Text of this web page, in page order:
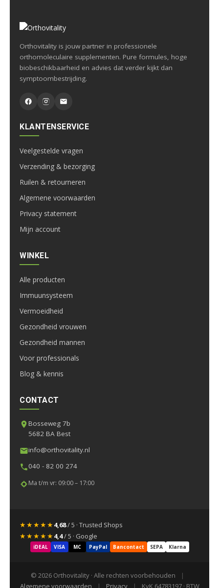
Orthovitality is jouw partner in professionele
orthomoleculaire supplementen. Pure formules, hoge
biobeschikbaarheid en advies dat verder kijkt dan
symptoombestrijding.
KLANTENSERVICE
Veelgestelde vragen
Verzending & bezorging
Ruilen & retourneren
Algemene voorwaarden
Privacy statement
Mijn account
WINKEL
Alle producten
Immuunsysteem
Vermoeidheid
Gezondheid vrouwen
Gezondheid mannen
Voor professionals
Blog & kennis
CONTACT
Bosseweg 7b
5682 BA Best
info@orthovitality.nl
040 - 82 00 274
Ma t/m vr: 09:00 – 17:00
★★★★★4,68/ 5 · Trusted Shops
★★★★★4,4/ 5 · Google
iDEAL VISA MC PayPal Bancontact SEPA Klarna
© 2026 Orthovitality · Alle rechten voorbehouden
|
Algemene voorwaarden
| Privacy | KvK 64783197 · BTW